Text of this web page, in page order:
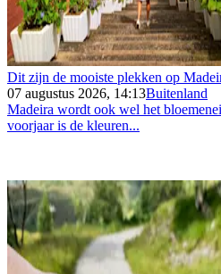
Dit zijn de mooiste plekken op
07 augustus 2026, 14:13Buitenland
Madeira wordt ook wel het
voorjaar is de kleuren...